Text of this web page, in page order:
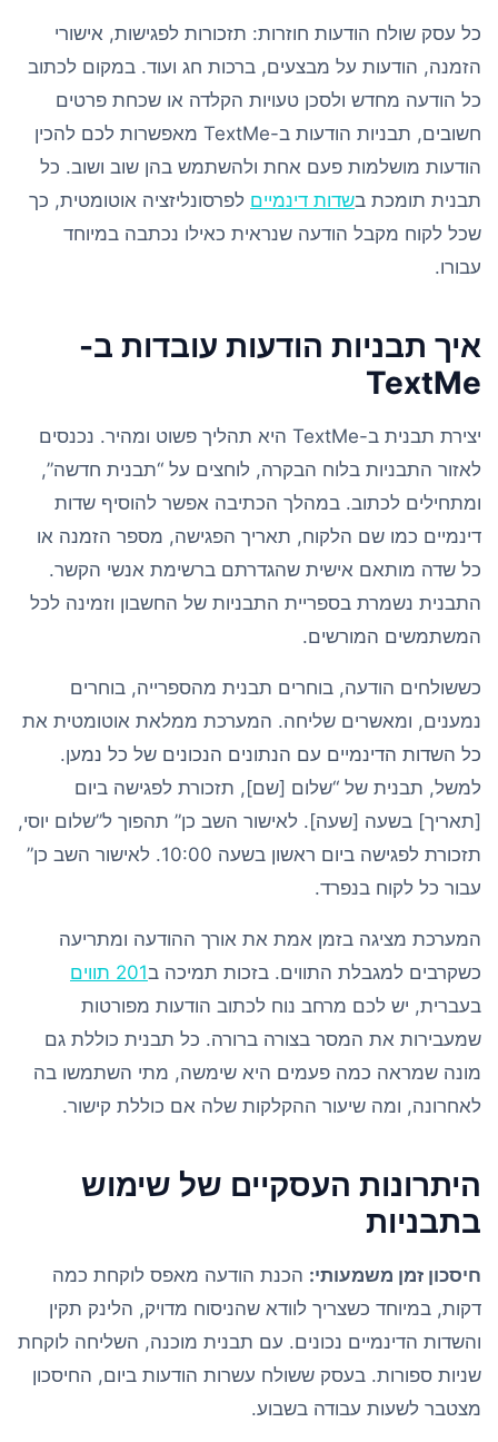
כל עסק שולח הודעות חוזרות: תזכורות לפגישות, אישורי
הזמנה, הודעות על מבצעים, ברכות חג ועוד. במקום לכתוב
כל הודעה מחדש ולסכן טעויות הקלדה או שכחת פרטים
חשובים, תבניות הודעות ב-TextMe מאפשרות לכם להכין
הודעות מושלמות פעם אחת ולהשתמש בהן שוב ושוב. כל
תבנית תומכת בשדות דינמיים לפרסונליזציה אוטומטית, כך
שכל לקוח מקבל הודעה שנראית כאילו נכתבה במיוחד
עבורו.
איך תבניות הודעות עובדות ב-
TextMe
יצירת תבנית ב-TextMe היא תהליך פשוט ומהיר. נכנסים
לאזור התבניות בלוח הבקרה, לוחצים על “תבנית חדשה”,
ומתחילים לכתוב. במהלך הכתיבה אפשר להוסיף שדות
דינמיים כמו שם הלקוח, תאריך הפגישה, מספר הזמנה או
כל שדה מותאם אישית שהגדרתם ברשימת אנשי הקשר.
התבנית נשמרת בספריית התבניות של החשבון וזמינה לכל
המשתמשים המורשים.
כששולחים הודעה, בוחרים תבנית מהספרייה, בוחרים
נמענים, ומאשרים שליחה. המערכת ממלאת אוטומטית את
כל השדות הדינמיים עם הנתונים הנכונים של כל נמען.
למשל, תבנית של “שלום [שם], תזכורת לפגישה ביום
[תאריך] בשעה [שעה]. לאישור השב כן” תהפוך ל”שלום יוסי,
תזכורת לפגישה ביום ראשון בשעה 10:00. לאישור השב כן”
עבור כל לקוח בנפרד.
המערכת מציגה בזמן אמת את אורך ההודעה ומתריעה
כשקרבים למגבלת התווים. בזכות תמיכה ב201 תווים
בעברית, יש לכם מרחב נוח לכתוב הודעות מפורטות
שמעבירות את המסר בצורה ברורה. כל תבנית כוללת גם
מונה שמראה כמה פעמים היא שימשה, מתי השתמשו בה
לאחרונה, ומה שיעור ההקלקות שלה אם כוללת קישור.
היתרונות העסקיים של שימוש
בתבניות
חיסכון זמן משמעותי: הכנת הודעה מאפס לוקחת כמה
דקות, במיוחד כשצריך לוודא שהניסוח מדויק, הלינק תקין
והשדות הדינמיים נכונים. עם תבנית מוכנה, השליחה לוקחת
שניות ספורות. בעסק ששולח עשרות הודעות ביום, החיסכון
מצטבר לשעות עבודה בשבוע.